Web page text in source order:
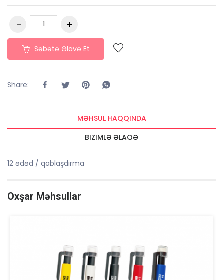
Səbətə Əlavə Et
Share:
MƏHSUL HAQQINDA
BIZIMLƏ ƏLAQƏ
12 ədəd / qablaşdırma
Oxşar Məhsullar